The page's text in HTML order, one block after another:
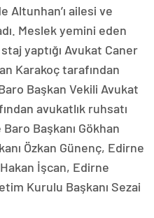
Altunhan’ı ailesi ve
Meslek yemini eden
yaptığı Avukat Caner
Karakoç tarafından
Başkan Vekili Avukat
avukatlık ruhsatı
Başkanı Gökhan
Özkan Günenç, Edirne
İşcan, Edirne
Kurulu Başkanı Sezai